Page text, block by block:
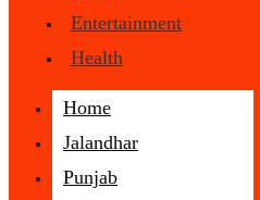
Entertainment
Health
Home
Jalandhar
Punjab